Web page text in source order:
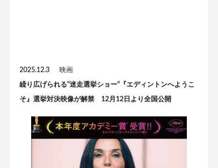
2025.12.3 映画
繰り広げられる“迷走選挙ショー“『エディントンへようこ
そ』選挙対決映像が解禁 12月12日より全国公開